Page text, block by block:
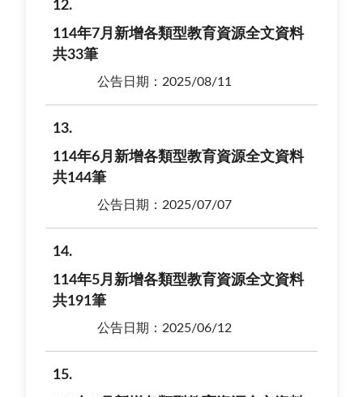
12
114年7月新增各類型教育資源全文資料
共33筆
公告日期：2025/08/11
13
114年6月新增各類型教育資源全文資料
共144筆
公告日期：2025/07/07
14
114年5月新增各類型教育資源全文資料
共191筆
公告日期：2025/06/12
15